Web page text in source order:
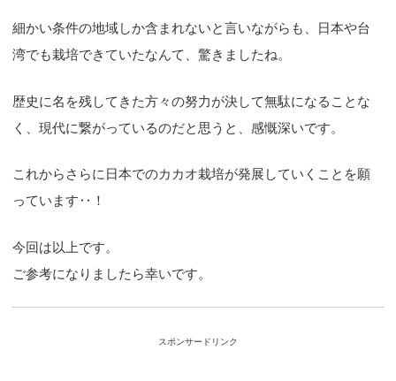
細かい条件の地域しか含まれないと言いながらも、日本や台
湾でも栽培できていたなんて、驚きましたね。
歴史に名を残してきた方々の努力が決して無駄になることな
く、現代に繋がっているのだと思うと、感慨深いです。
これからさらに日本でのカカオ栽培が発展していくことを願
っています‥！
今回は以上です。
ご参考になりましたら幸いです。
スポンサードリンク